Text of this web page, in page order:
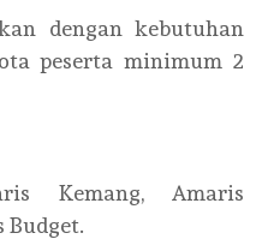
dengan kebutuhan
peserta minimum 2
Kemang, Amaris
Budget.